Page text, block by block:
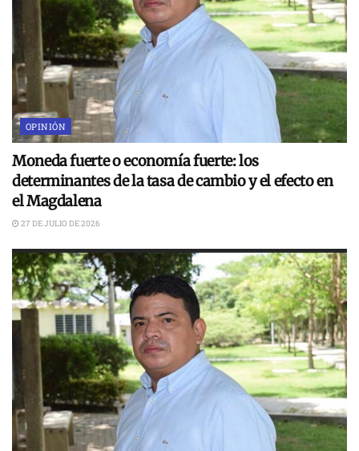
OPINIÓN
Moneda fuerte o economía fuerte: los
determinantes de la tasa de cambio y el efecto en
el Magdalena
27 DE JULIO DE 2026